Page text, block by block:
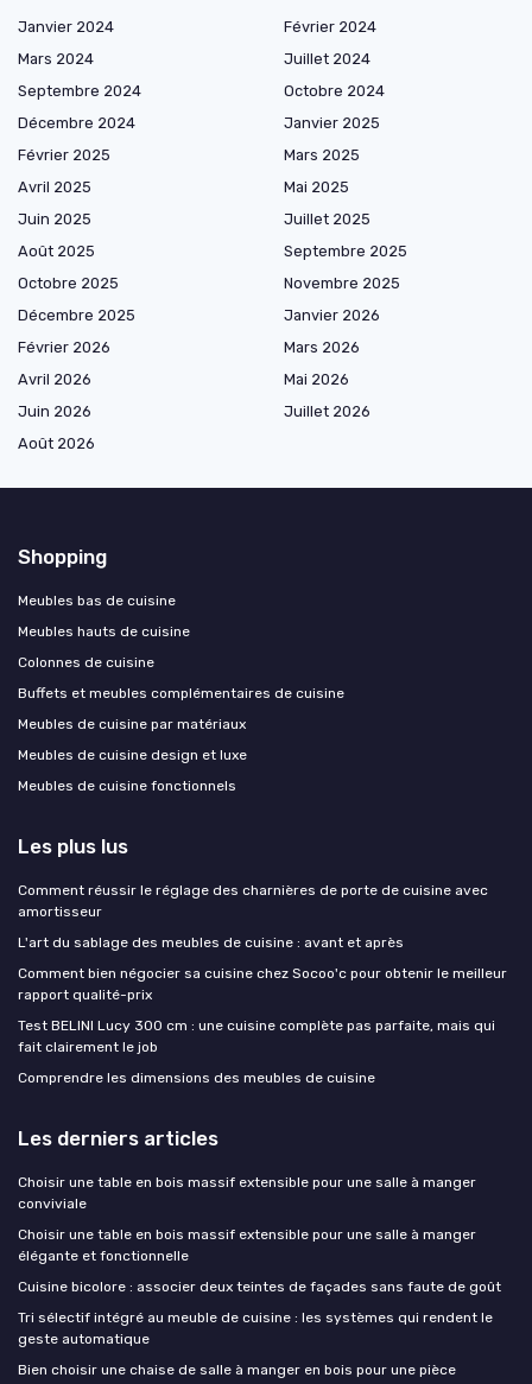
Janvier 2024
Février 2024
Mars 2024
Juillet 2024
Septembre 2024
Octobre 2024
Décembre 2024
Janvier 2025
Février 2025
Mars 2025
Avril 2025
Mai 2025
Juin 2025
Juillet 2025
Août 2025
Septembre 2025
Octobre 2025
Novembre 2025
Décembre 2025
Janvier 2026
Février 2026
Mars 2026
Avril 2026
Mai 2026
Juin 2026
Juillet 2026
Août 2026
Shopping
Meubles bas de cuisine
Meubles hauts de cuisine
Colonnes de cuisine
Buffets et meubles complémentaires de cuisine
Meubles de cuisine par matériaux
Meubles de cuisine design et luxe
Meubles de cuisine fonctionnels
Les plus lus
Comment réussir le réglage des charnières de porte de cuisine avec
amortisseur
L'art du sablage des meubles de cuisine : avant et après
Comment bien négocier sa cuisine chez Socoo'c pour obtenir le meilleur
rapport qualité-prix
Test BELINI Lucy 300 cm : une cuisine complète pas parfaite, mais qui
fait clairement le job
Comprendre les dimensions des meubles de cuisine
Les derniers articles
Choisir une table en bois massif extensible pour une salle à manger
conviviale
Choisir une table en bois massif extensible pour une salle à manger
élégante et fonctionnelle
Cuisine bicolore : associer deux teintes de façades sans faute de goût
Tri sélectif intégré au meuble de cuisine : les systèmes qui rendent le
geste automatique
Bien choisir une chaise de salle à manger en bois pour une pièce